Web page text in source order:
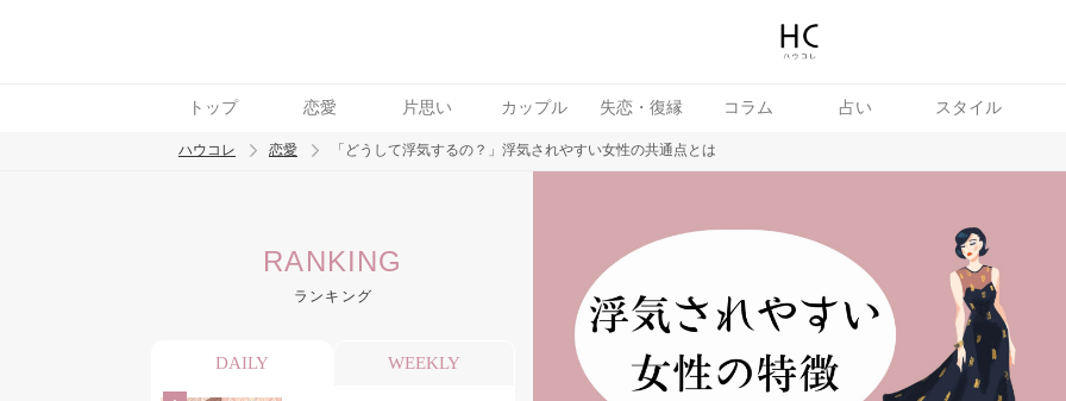
トップ 恋愛 片思い カップル 失恋・復縁 コラム 占い スタイル
トレンド ワード
ハウコレ 恋愛 「どうして浮気するの？」浮気されやすい女性の共通点とは
RANKING
ランキング
DAILY WEEKLY